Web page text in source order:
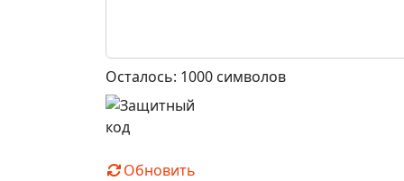
Осталось: 1000 символов
Обновить